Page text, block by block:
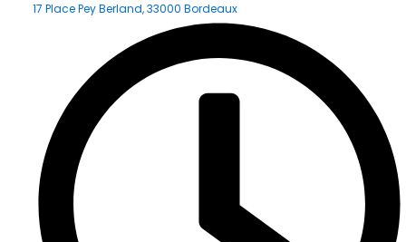
17 Place Pey Berland, 33000 Bordeaux